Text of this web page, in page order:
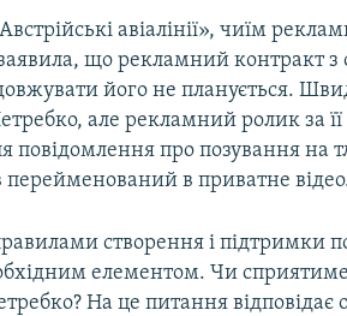
авіалінії», чиїм
що рекламний контракт з
його не планується.
але рекламний ролик за
повідомлення про позування на
перейменований в приватне
створення і підтримки
елементом. Чи
На це питання